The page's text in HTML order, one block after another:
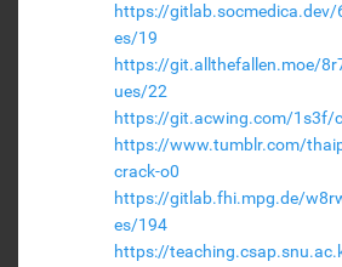
https://
es/19
https://git.allthefallen.moe/
ues/22
https://git.acwing.com/1s3f/
https://www.tumblr.com/
crack-o0
https://gitlab.fhi.mpg.de/
es/194
https://